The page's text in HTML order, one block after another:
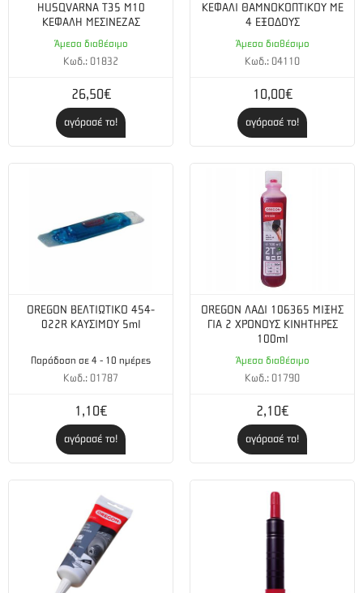
HUSQVARNA Τ35 M10
ΚΕΦΑΛΗ ΜΕΣΙΝΕΖΑΣ
Άμεσα διαθέσιμο
Κωδ.: 01832
26,50€
αγόρασέ το!
ΚΕΦΑΛΙ ΘΑΜΝΟΚΟΠΤΙΚΟΥ ΜΕ
4 ΕΞΟΔΟΥΣ
Άμεσα διαθέσιμο
Κωδ.: 04110
10,00€
αγόρασέ το!
OREGON ΒΕΛΤΙΩΤΙΚΟ 454-
022R ΚΑΥΣΙΜΟΥ 5ml
Παράδοση σε 4 - 10 ημέρες
Κωδ.: 01787
1,10€
αγόρασέ το!
OREGON ΛΑΔΙ 106365 ΜΙΞΗΣ
ΓΙΑ 2 ΧΡΟΝΟΥΣ ΚΙΝΗΤΗΡΕΣ
100ml
Άμεσα διαθέσιμο
Κωδ.: 01790
2,10€
αγόρασέ το!